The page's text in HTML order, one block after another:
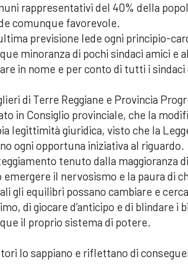
rappresentativi del 40% della
comunque favorevole.
previsione lede ogni principio-
minoranza di pochi sindaci amici
in nome e per conto di tutti i sindaci
di Terre Reggiane e Provincia
in Consiglio provinciale, che la
legittimità giuridica, visto che la
ogni opportuna iniziativa al riguardo.
tenuto dalla maggioranza
emergere il nervosismo e la paura di
gli equilibri possano cambiare e
di giocare d’anticipo e di blindare i
il proprio sistema di potere.
lo sappiano e riflettano di